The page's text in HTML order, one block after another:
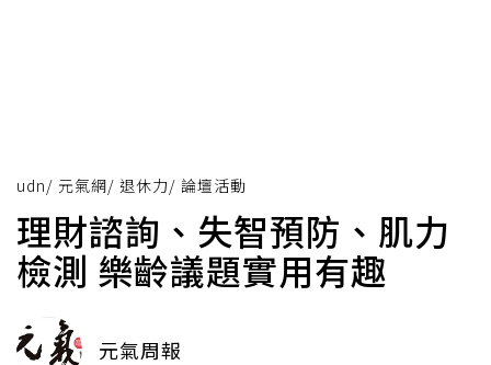
udn/ 元氣網/ 退休力/ 論壇活動
理財諮詢、失智預防、肌力
檢測 樂齡議題實用有趣
元氣周報